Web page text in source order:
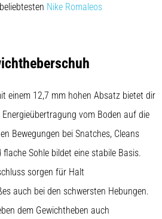
Nike Romaleos
einem 12,7 mm hohen Absatz bietet dir
vom Boden auf die
Bewegungen bei Snatches, Cleans
Sohle bildet eine stabile Basis.
sorgen für Halt
auch bei den schwersten Hebungen.
dem Gewichtheben auch